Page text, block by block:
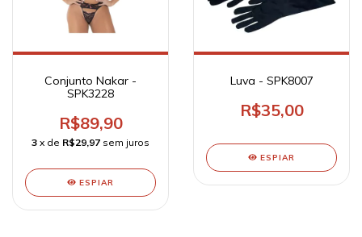
Conjunto Nakar -
SPK3228
R$89,90
3 x de R$29,97 sem juros
ESPIAR
Luva - SPK8007
R$35,00
ESPIAR